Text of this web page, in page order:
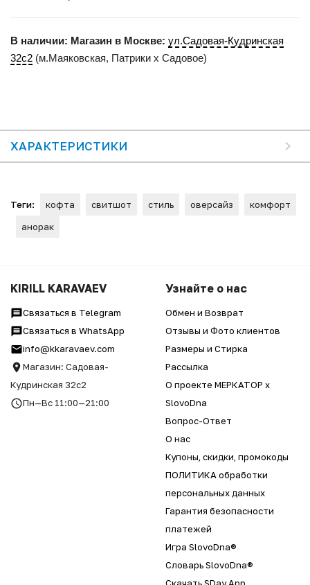
В наличии: Магазин в Москве: ул.Садовая-Кудринская
32с2 (м.Маяковская, Патрики x Садовое)
ХАРАКТЕРИСТИКИ
Теги: кофта свитшот стиль оверсайз
комфорт
анорак
KIRILL KARAVAEV
Связаться в Telegram
Связаться в WhatsApp
info@kkaravaev.com
Магазин: Садовая-
Кудринская 32с2
Пн—Вс 11:00—21:00
Узнайте о нас
Обмен и Возврат
Отзывы и Фото клиентов
Размеры и Стирка
Рассылка
О проекте МЕРКАТОР x
SlovoDna
Вопрос-Ответ
О нас
Купоны, скидки, промокоды
ПОЛИТИКА обработки
персональных данных
Гарантия безопасности
платежей
Игра SlovoDna®
Словарь SlovoDna®
Скачать SDay App